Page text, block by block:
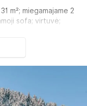
m²; miegamajame 2
sofa; virtuvė;
1 dviaukštė